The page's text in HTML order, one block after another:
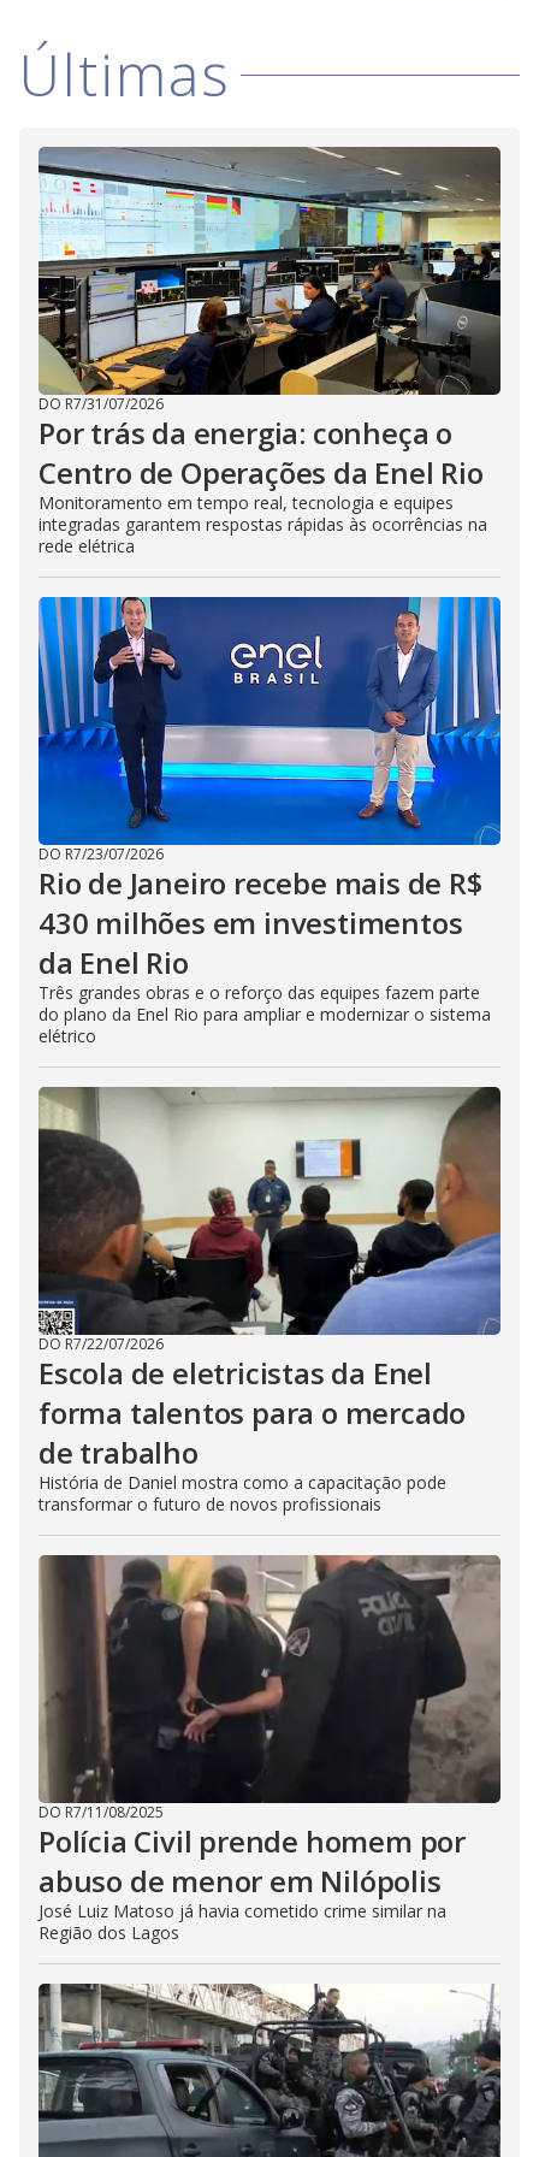
i
d
e
o
Últimas
DO R7/31/07/2026
Por trás da energia: conheça o
Centro de Operações da Enel Rio
Monitoramento em tempo real, tecnologia e equipes
integradas garantem respostas rápidas às ocorrências na
rede elétrica
DO R7/23/07/2026
Rio de Janeiro recebe mais de R$
430 milhões em investimentos
da Enel Rio
Três grandes obras e o reforço das equipes fazem parte
do plano da Enel Rio para ampliar e modernizar o sistema
elétrico
DO R7/22/07/2026
Escola de eletricistas da Enel
forma talentos para o mercado
de trabalho
História de Daniel mostra como a capacitação pode
transformar o futuro de novos profissionais
DO R7/11/08/2025
Polícia Civil prende homem por
abuso de menor em Nilópolis
José Luiz Matoso já havia cometido crime similar na
Região dos Lagos